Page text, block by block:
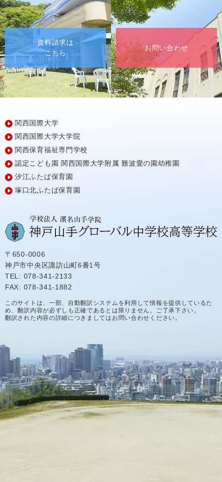
資料請求は
こちら
お問い合わせ
関西国際大学
関西国際大学大学院
関西保育福祉専門学校
認定こども園 関西国際大学附属 難波愛の園幼稚園
汐江ふたば保育園
塚口北ふたば保育園
〒650-0006
神戸市中央区諏訪山町6番1号
TEL: 078-341-2133
FAX: 078-341-1882
このサイトは、一部、自動翻訳システムを利用して情報を提供しているた
め、翻訳内容が必ずしも正確であるとは限りません。ご了承下さい。
翻訳された内容の詳細につきましてはお問い合わせください。